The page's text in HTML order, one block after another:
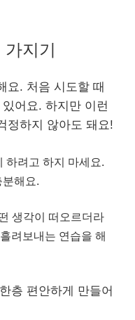
지기
요. 처음 시도할 때
어요. 하지만 이런
정하지 않아도 돼요!
하려고 하지 마세요.
해요.
생각이 떠오르더라
려보내는 연습을 해
층 편안하게 만들어